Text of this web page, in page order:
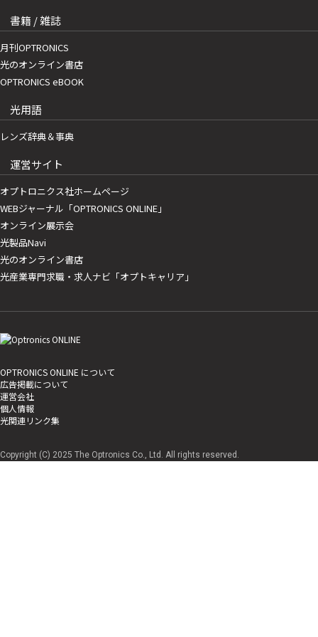
書籍 / 雑誌
月刊OPTRONICS
光のオンライン書店
OPTRONICS eBOOK
光用語
レンズ辞典＆事典
運営サイト
オプトロニクス社ホームページ
WEBジャーナル「OPTRONICS ONLINE」
オンライン展示会
光製品Navi
光のオンライン書店
光産業専門求職・求人ナビ「オプトキャリア」
OPTRONICS ONLINE について
広告掲載について
運営会社
個人情報
光関連リンク集
Copyright (C) 2025 The Optronics Co., Ltd. All rights reserved.